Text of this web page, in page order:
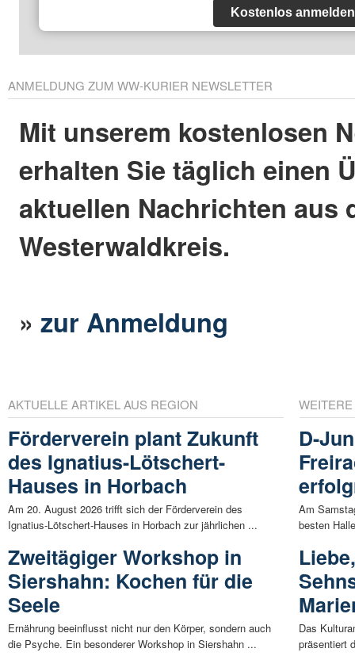
Kostenlos anmelden
ANMELDUNG ZUM WW-KURIER NEWSLETTER
Mit unserem kostenlosen
erhalten Sie täglich einen
aktuellen Nachrichten aus
Westerwaldkreis.
»zur Anmeldung
AKTUELLE ARTIKEL AUS REGION
Förderverein plant Zukunft
des Ignatius-Lötschert-
Hauses in Horbach
Am 20. August 2026 trifft sich der Förderverein des
Ignatius-Lötschert-Hauses in Horbach zur jährlichen ...
Zweitägiger Workshop in
Siershahn: Kochen für die
Seele
Ernährung beeinflusst nicht nur den Körper, sondern auch
die Psyche. Ein besonderer Workshop in Siershahn ...
D-
Am
besten
Das
präsentiert